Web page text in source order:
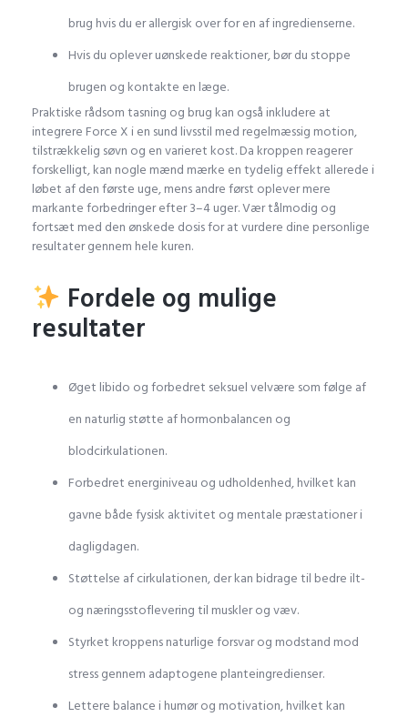
brug hvis du er allergisk over for en af ingredienserne.
Hvis du oplever uønskede reaktioner, bør du stoppe
brugen og kontakte en læge.
Praktiske rådsom tasning og brug kan også inkludere at
integrere Force X i en sund livsstil med regelmæssig motion,
tilstrækkelig søvn og en varieret kost. Da kroppen reagerer
forskelligt, kan nogle mænd mærke en tydelig effekt allerede i
løbet af den første uge, mens andre først oplever mere
markante forbedringer efter 3–4 uger. Vær tålmodig og
fortsæt med den ønskede dosis for at vurdere dine personlige
resultater gennem hele kuren.
Fordele og mulige
resultater
Øget libido og forbedret seksuel velvære som følge af
en naturlig støtte af hormonbalancen og
blodcirkulationen.
Forbedret energiniveau og udholdenhed, hvilket kan
gavne både fysisk aktivitet og mentale præstationer i
dagligdagen.
Støttelse af cirkulationen, der kan bidrage til bedre ilt-
og næringsstoflevering til muskler og væv.
Styrket kroppens naturlige forsvar og modstand mod
stress gennem adaptogene planteingredienser.
Lettere balance i humør og motivation, hvilket kan